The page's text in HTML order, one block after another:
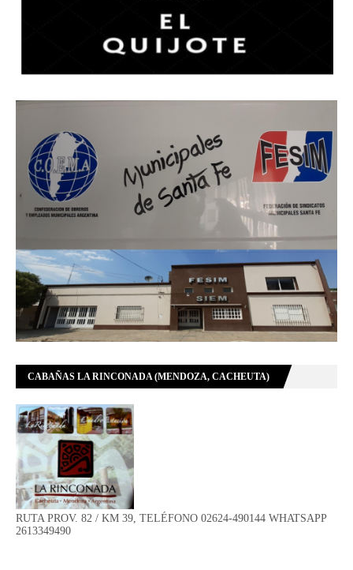
CABAÑAS LA RINCONADA (MENDOZA, CACHEUTA)
RUTA PROV. 82 / KM 39, TELÉFONO 02624-490144 WHATSAPP
2613349490